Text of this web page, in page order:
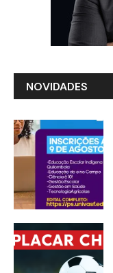
NOVIDADES